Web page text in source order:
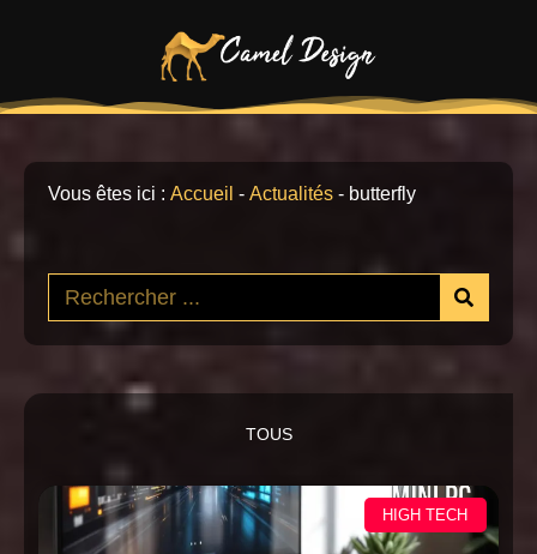
Vous êtes ici : Accueil - Actualités - butterfly
TOUS
HIGH TECH